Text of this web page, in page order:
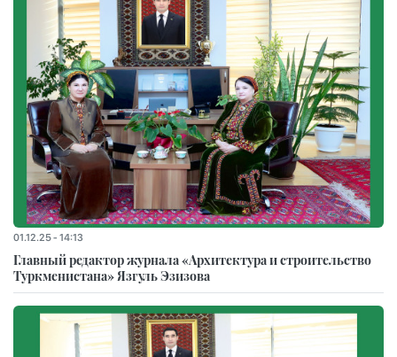
01.12.25 - 14:13
Главный редактор журнала «Архитектура и строительство
Туркменистана» Язгуль Эзизова